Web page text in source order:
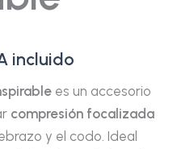
incluido
es un accesorio
compresión focalizada
y el codo. Ideal